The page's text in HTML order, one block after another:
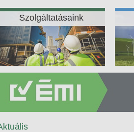
Szolgáltatásaink